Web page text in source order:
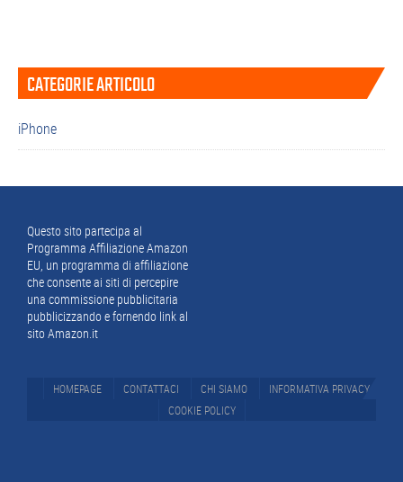
Barra
laterale
primaria
CATEGORIE ARTICOLO
iPhone
Footer
Questo sito partecipa al
Programma Affiliazione Amazon
EU, un programma di affiliazione
che consente ai siti di percepire
una commissione pubblicitaria
pubblicizzando e fornendo link al
sito Amazon.it
HOMEPAGE CONTATTACI CHI SIAMO
INFORMATIVA PRIVACY
COOKIE POLICY